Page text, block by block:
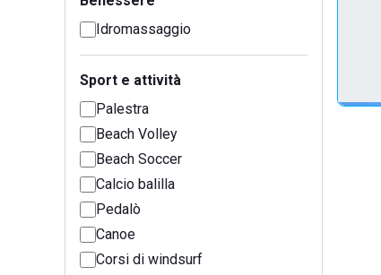
Idromassaggio
Sport e attività
Palestra
Beach Volley
Beach Soccer
Calcio balilla
Pedalò
Canoe
Corsi di windsurf